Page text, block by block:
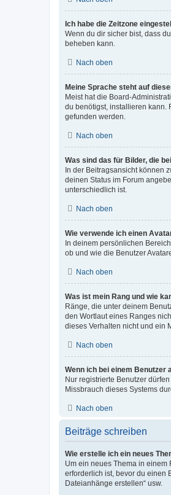
Ich habe die Zeitzone
Wenn du dir sicher bist, dass
beheben kann.
Nach oben
Meine Sprache steht auf
Meist hat die Board-
du benötigst, installieren kann.
gefunden werden.
Nach oben
Was sind das für Bilder, die
In der Beitragsansicht können
deinen Status im Forum
unterschiedlich ist.
Nach oben
Wie verwende ich einen
In deinem persönlichen
ob und wie die Benutzer
Nach oben
Was ist mein Rang und wie
Ränge, die unter deinem
den Wortlaut eines Ranges
dieses Verhalten nicht und ein
Nach oben
Wenn ich bei einem Benutzer
Nur registrierte Benutzer
Missbrauch dieses Systems
Nach oben
Beiträge schreiben
Wie erstelle ich ein neues
Um ein neues Thema in einem
erforderlich ist, bevor du einen
Dateianhänge erstellen“ usw.